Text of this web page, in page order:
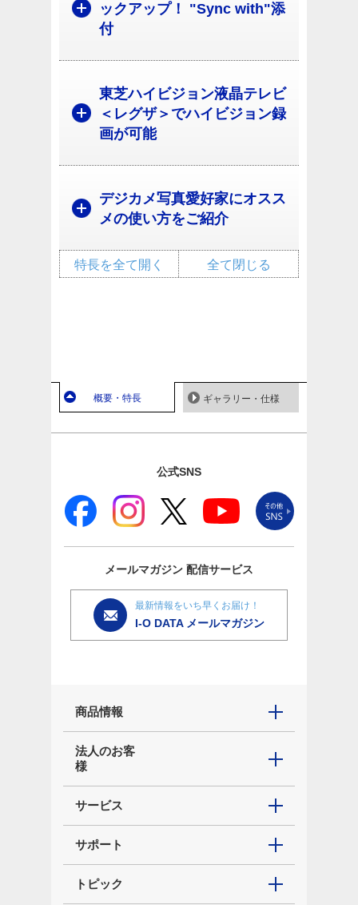
ックアップ！ "Sync with"添
付
東芝ハイビジョン液晶テレビ
＜レグザ＞でハイビジョン録
画が可能
デジカメ写真愛好家にオスス
メの使い方をご紹介
全て閉じる
特長を全て開く
概要・特長 ギャラリー・仕様
公式SNS
メールマガジン 配信サービス
最新情報をいち早くお届け！
I-O DATA メールマガジン
商品情報
法人のお客
様
サービス
サポート
トピック